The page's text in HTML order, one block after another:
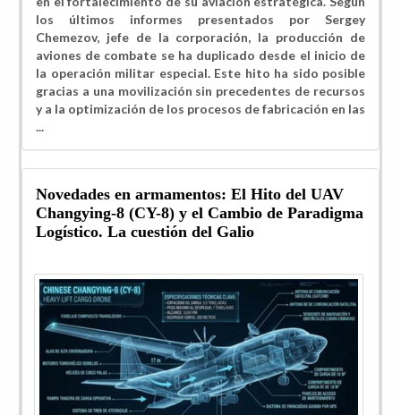
los últimos informes presentados por Sergey
Chemezov, jefe de la corporación, la producción de
aviones de combate se ha duplicado desde el inicio de
la operación militar especial. Este hito ha sido posible
gracias a una movilización sin precedentes de recursos
y a la optimización de los procesos de fabricación en las
...
Novedades en armamentos: El Hito del UAV
Changying-8 (CY-8) y el Cambio de Paradigma
Logístico. La cuestión del Galio